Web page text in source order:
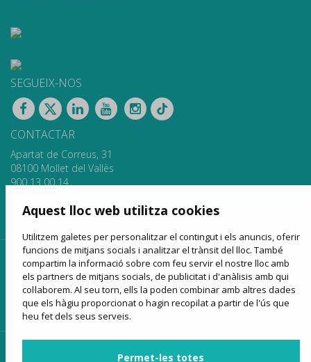
Aquest lloc web utilitza cookies
Utilitzem galetes per personalitzar el contingut i els anuncis, oferir
funcions de mitjans socials i analitzar el trànsit del lloc. També
compartim la informació sobre com feu servir el nostre lloc amb
els partners de mitjans socials, de publicitat i d'anàlisis amb qui
col·laborem. Al seu torn, ells la poden combinar amb altres dades
que els hàgiu proporcionat o hagin recopilat a partir de l'ús que
heu fet dels seus serveis.
Permet-les totes
SEGUEIX-NOS
CONTACTAR
Apartat de Correus, 31
08100 Mollet del Vallès
900 13 00 14
info@sagales.com
inici qui som fons públics
línies regulars
lloguer d'autocars
turisme venda online
notícies
contactar
accés proveïdors accés per a agències